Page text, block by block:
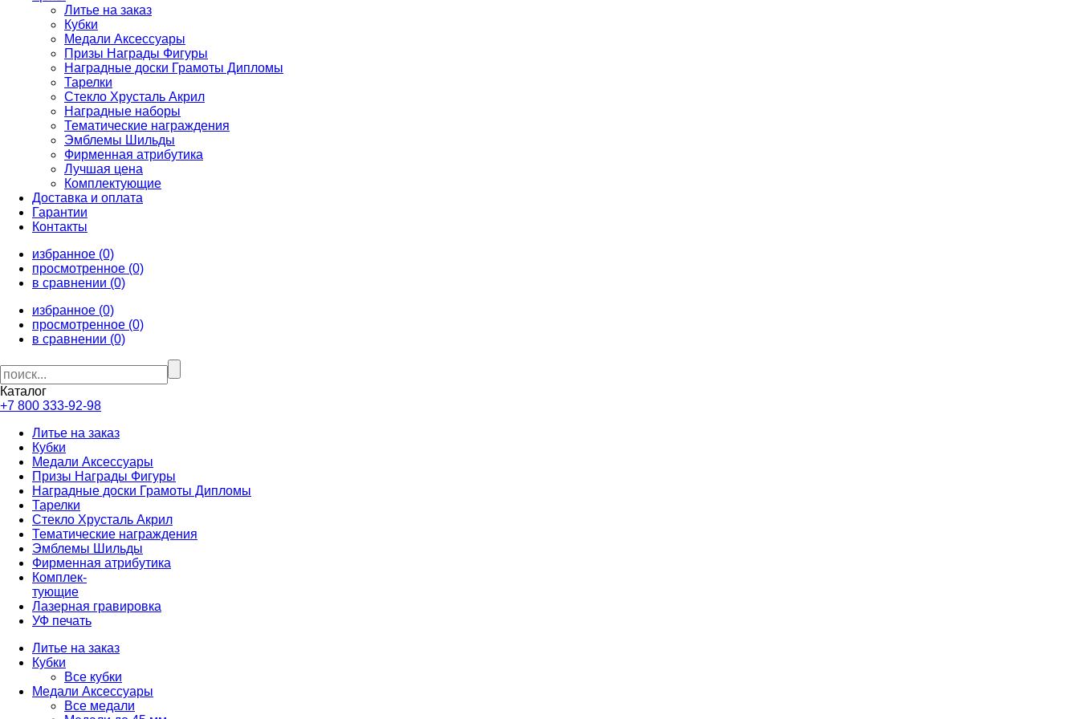
Литье на заказ
Кубки
Медали Аксессуары
Призы Награды Фигуры
Наградные доски Грамоты Дипломы
Тарелки
Стекло Хрусталь Акрил
Наградные наборы
Тематические награждения
Эмблемы Шильды
Фирменная атрибутика
Лучшая цена
Комплектующие
Доставка и оплата
Гарантии
Контакты
избранное (0)
просмотренное (0)
в сравнении (0)
избранное (0)
просмотренное (0)
в сравнении (0)
Каталог
+7 800 333-92-98
Литье на заказ
Кубки
Медали Аксессуары
Призы Награды Фигуры
Наградные доски Грамоты Дипломы
Тарелки
Стекло Хрусталь Акрил
Тематические награждения
Эмблемы Шильды
Фирменная атрибутика
Комплек-
тующие
Лазерная гравировка
УФ печать
Литье на заказ
Кубки
Все кубки
Медали Аксессуары
Все медали